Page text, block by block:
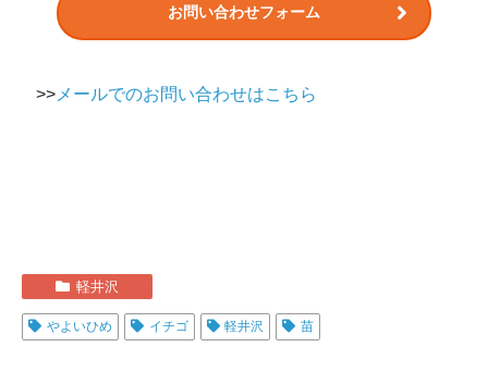
お問い合わせフォーム
>>メールでのお問い合わせはこちら
軽井沢
やよいひめ イチゴ 軽井沢 苗